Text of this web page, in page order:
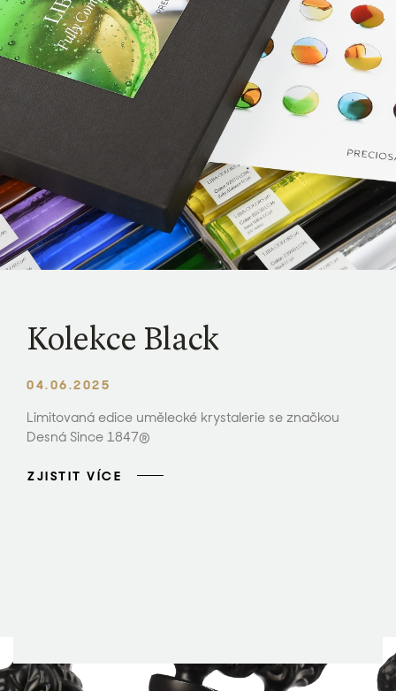
Kolekce Black
04.06.2025
Limitovaná edice umělecké krystalerie se značkou
Desná Since 1847®
ZJISTIT VÍCE